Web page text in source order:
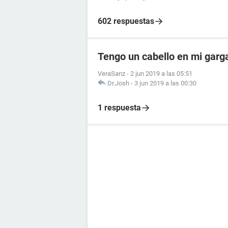
602 respuestas
Tengo un cabello en mi
VeraSanz - 2 jun 2019 a las 05:51
Dr.Josh - 3 jun 2019 a las 00:30
1 respuesta